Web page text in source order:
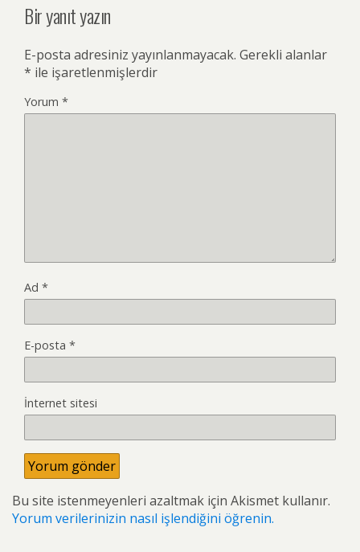
Bir yanıt yazın
E-posta adresiniz yayınlanmayacak. Gerekli alanlar
* ile işaretlenmişlerdir
Yorum *
Ad *
E-posta *
İnternet sitesi
Bu site istenmeyenleri azaltmak için Akismet kullanır.
Yorum verilerinizin nasıl işlendiğini öğrenin.